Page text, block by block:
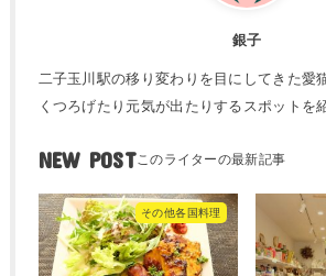
銀子
二子玉川駅の移り変わりを目にしてきた愛
くつろげたり元気が出たりするスポットを
NEW POST
その他各国料理